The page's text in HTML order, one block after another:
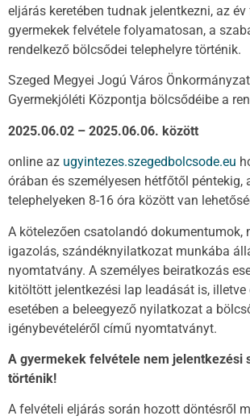
eljárás keretében tudnak jelentkezni, az
gyermekek felvétele folyamatosan, a
rendelkező bölcsődei telephelyre történik.
Szeged Megyei Jogú Város
Gyermekjóléti Központja bölcsődéibe a
2025.06.02 – 2025.06.06. között
online az ugyintezes.szegedbolcsode.eu
órában és személyesen hétfőtől péntekig,
telephelyeken 8-16 óra között van
A kötelezően csatolandó dokumentumok,
igazolás, szándéknyilatkozat munkába
nyomtatvány. A személyes beiratkozás
kitöltött jelentkezési lap leadását is, illetve
esetében a beleegyező nyilatkozat a
igénybevételéről című nyomtatványt.
A gyermekek felvétele nem jelentkezési
történik!
A felvételi eljárás során hozott döntésről